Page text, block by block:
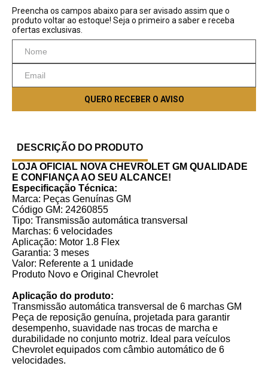
DESCRIÇÃO DO PRODUTO
LOJA OFICIAL NOVA CHEVROLET GM QUALIDADE
E CONFIANÇA AO SEU ALCANCE!
Especificação Técnica:
Marca: Peças Genuínas GM
Código GM: 24260855
Tipo: Transmissão automática transversal
Marchas: 6 velocidades
Aplicação: Motor 1.8 Flex
Garantia: 3 meses
Valor: Referente a 1 unidade
Produto Novo e Original Chevrolet
Aplicação do produto:
Transmissão automática transversal de 6 marchas GM
Peça de reposição genuína, projetada para garantir
desempenho, suavidade nas trocas de marcha e
durabilidade no conjunto motriz. Ideal para veículos
Chevrolet equipados com câmbio automático de 6
velocidades.